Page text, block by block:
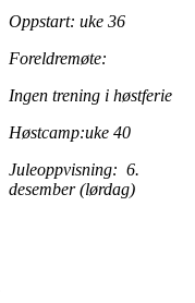
Oppstart: uke 36
Foreldremøte:
Ingen trening i høstferie
Høstcamp:uke 40
Juleoppvisning: 6.
desember (lørdag)